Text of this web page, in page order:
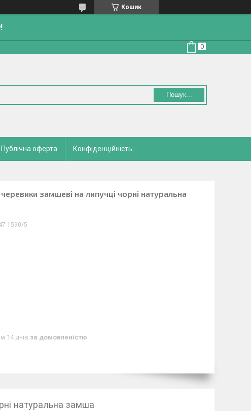
Кошик
Пошук...
Публічна оферта Конфіденційність
замшеві на липучці чорні натуральна
1590/5
14 днів за домовленістю
натуральна замша